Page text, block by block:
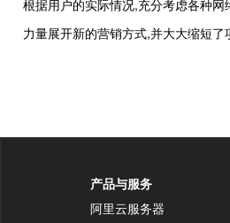
根据用户的实际情况,充分考虑各种
力量展开新的营销方式,并大大缩短
产品与服务
阿里云服务器